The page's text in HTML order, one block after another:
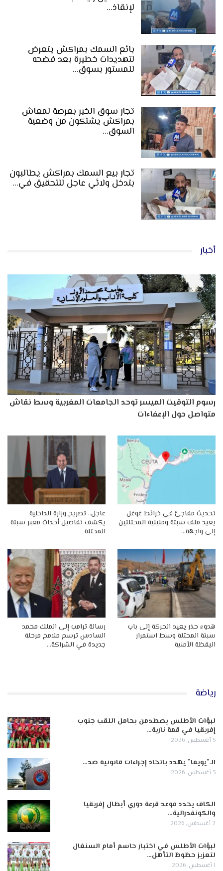
لإنقاذ…
بائع السمك بمراكش يتعرض
لتهديدات خطيرة بعد فضحه
للمستور بسوق…
تجار سوق الخير بعرصة لمعاش
بمراكش يشتكون من وضعية
السوق…
تجار بيع السمك بمراكش يطالبون
بتدخل ولائي عاجل للتحقيق في…
أخبار
رسوم التوقيت الميسر توحد الجامعات المغربية وسط نقاش
متواصل حول الإعفاءات
تحديث مفاجئ في خرائط غوغل
يعيد ملف سبتة ومليلية المحتلتين
إلى واجهة…
عاجل.. تصريح وزارة الداخلية
يكشف تفاصيل أحداث معبر سبتة
المحتلة
هدوء حذر يعيد الحركة إلى باب
سبتة المحتلة وسط استمرار
اليقظة الأمنية
رسالة ترامب إلى الملك محمد
السادس ترسم ملامح مرحلة
جديدة في الشراكة…
رياضة
لبؤات الأطلس يصطدمن بحامل اللقب جنوب
إفريقيا في قمة نارية…
5 أغسطس, 2026
الـ”يويفا” يهدد باتخاذ إجراءات قانونية ضد…
3 أغسطس, 2026
الكاف يحدد موعد قرعة دوري أبطال إفريقيا
والكونفدرالية…
2 أغسطس, 2026
لبؤات الأطلس في اختبار حاسم أمام السنغال
لتعزيز حظوظ التأهل…
1 أغسطس, 2026